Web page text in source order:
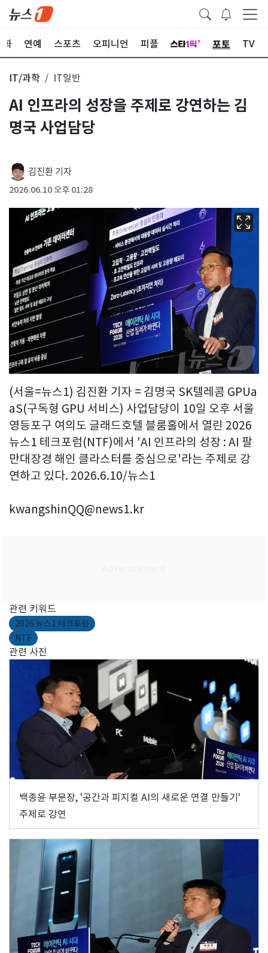
화 연예 스포츠 오피니언 피플 포토 TV
IT/과학 IT일반
AI 인프라의 성장을 주제로 강연하는 김
명국 사업담당
김진환 기자
2026.06.10 오후 01:28
(서울=뉴스1) 김진환 기자 = 김명국 SK텔레콤 GPUa
aS(구독형 GPU 서비스) 사업담당이 10일 오후 서울
영등포구 여의도 글래드호텔 블룸홀에서 열린 2026
뉴스1 테크포럼(NTF)에서 'AI 인프라의 성장 : AI 팔
만대장경 해인 클라스터를 중심으로'라는 주제로 강
연하고 있다. 2026.6.10/뉴스1
kwangshinQQ@news1.kr
관련 키워드
2026 뉴스1 테크포럼
NTF
관련 사진
백종윤 부문장, '공간과 피지컬 AI의 새로운 연결 만들기'
주제로 강연